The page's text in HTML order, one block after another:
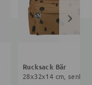
Rucksack Bär
28x32x14 cm,